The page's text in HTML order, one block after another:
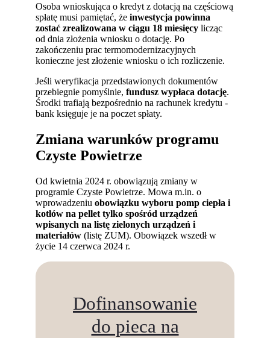
Osoba wnioskująca o kredyt z dotacją na częściową
spłatę musi pamiętać, żeinwestycja powinna
zostać zrealizowana w ciągu 18 miesięcy licząc
od dnia złożenia wniosku o dotację. Po
zakończeniu prac termomodernizacyjnych
konieczne jest złożenie wniosku o ich rozliczenie.
Jeśli weryfikacja przedstawionych dokumentów
przebiegnie pomyślnie,fundusz wypłaca dotację.
Środki trafiają bezpośrednio na rachunek kredytu -
bank księguje je na poczet spłaty.
Zmiana warunków programu
Czyste Powietrze
Od kwietnia 2024 r. obowiązują zmiany w
programie Czyste Powietrze. Mowa m.in. o
wprowadzeniuobowiązku wyboru pomp ciepła i
kotłów na pellet tylko spośród urządzeń
wpisanych na listę zielonych urządzeń i
materiałów (listę ZUM). Obowiązek wszedł w
życie 14 czerwca 2024 r.
Dofinansowanie
do pieca na